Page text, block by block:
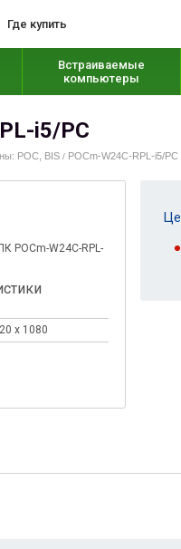
Где купить
Встраиваемые
компьютеры
i5/PC
POC, BIS / POCm-W24C-RPL-i5/PC
POCm-W24C-RPL-
x 1080